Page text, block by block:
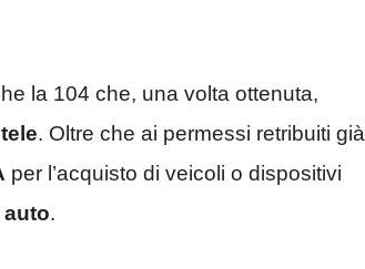
la 104 che, una volta ottenuta,
. Oltre che ai permessi retribuiti già
per l’acquisto di veicoli o dispositivi
.